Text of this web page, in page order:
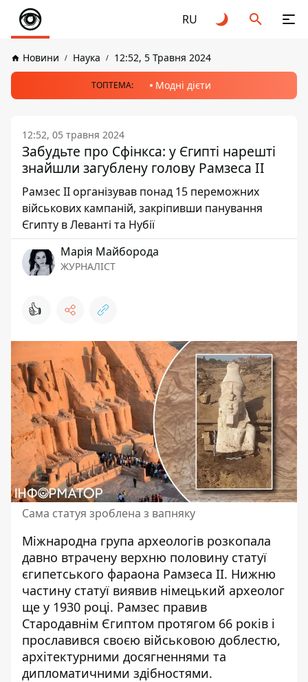
RU
Новини Наука 12:52, 5 Травня 2024
ТОПТЕМА: Модні дієти
12:52, 05 травня 2024
Забудьте про Сфінкса: у Єгипті нарешті
знайшли загублену голову Рамзеса IІ
Рамзес II організував понад 15 переможних
військових кампаній, закріпивши панування
Єгипту в Леванті та Нубії
Марія Майборода
ЖУРНАЛІСТ
👍
Сама статуя зроблена з вапняку
Міжнародна група археологів розкопала
давно втрачену верхню половину статуї
єгипетського фараона Рамзеса II. Нижню
частину статуї виявив німецький археолог
ще у 1930 році. Рамзес правив
Стародавнім Єгиптом протягом 66 років і
прославився своєю військовою доблестю,
архітектурними досягненнями та
дипломатичними здібностями.